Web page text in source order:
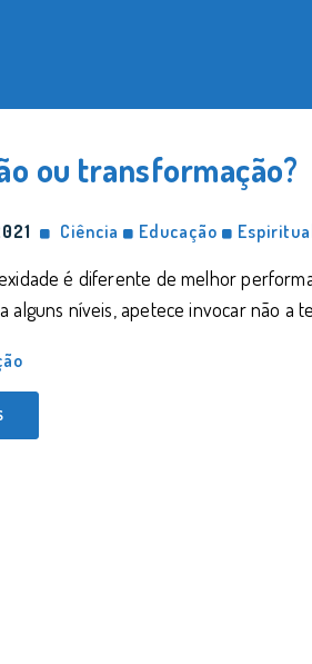
ou transformação?
Ciência Educação
é diferente de melhor
alguns níveis, apetece invocar não a